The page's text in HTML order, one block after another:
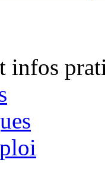
infos